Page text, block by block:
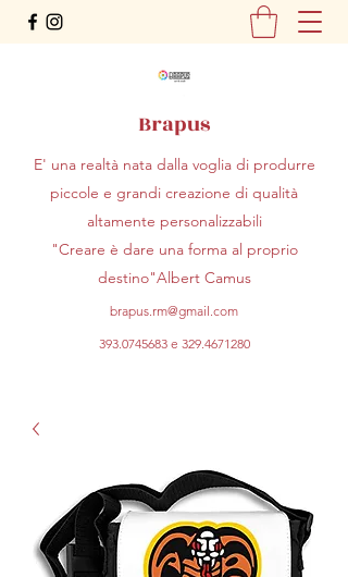
Brapus
E' una realtà nata dalla voglia di produrre
piccole e grandi creazione di qualità
altamente personalizzabili
"Creare è dare una forma al proprio
destino"Albert Camus
brapus.rm@gmail.com
393.0745683e 329.4671280